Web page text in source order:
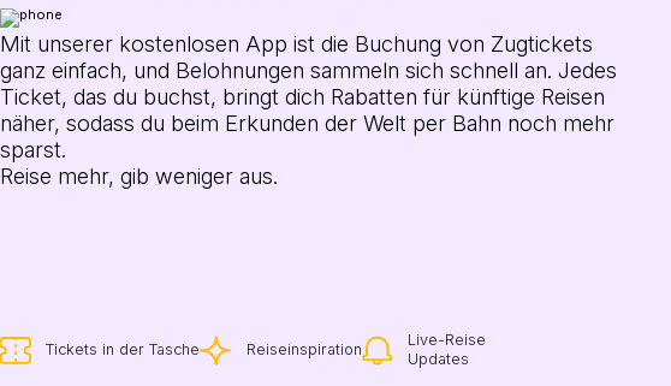
Mit unserer kostenlosen App ist die Buchung von Zugtickets
ganz einfach, und Belohnungen sammeln sich schnell an. Jedes
Ticket, das du buchst, bringt dich Rabatten für künftige Reisen
näher, sodass du beim Erkunden der Welt per Bahn noch mehr
sparst.
Reise mehr, gib weniger aus.
Tickets in der Tasche Reiseinspiration
Live-Reise
Updates